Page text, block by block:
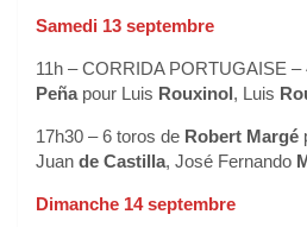
Samedi 13 septembre
11h – CORRIDA PORTUGAISE –
Peña pour Luis Rouxinol, Luis
17h30 – 6 toros de Robert Margé
Juan de Castilla, José Fernando
Dimanche 14 septembre